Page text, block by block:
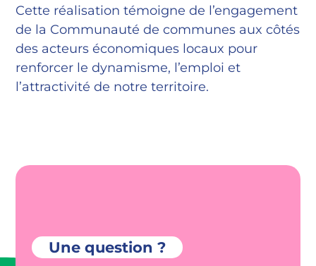
Cette réalisation témoigne de l’engagement
de la Communauté de communes aux côtés
des acteurs économiques locaux pour
renforcer le dynamisme, l’emploi et
l’attractivité de notre territoire.
Une question ?